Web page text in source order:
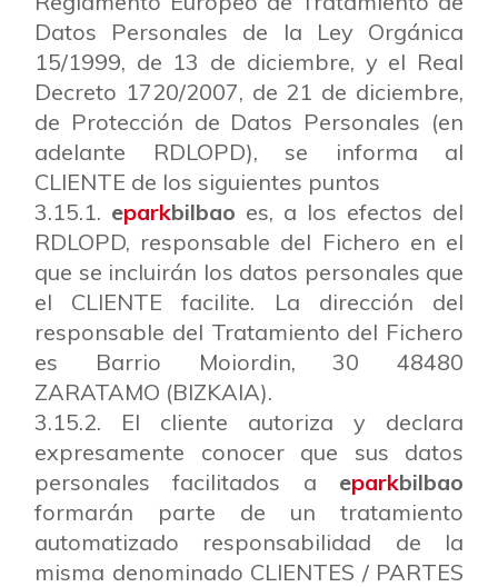
Datos Personales de la Ley Orgánica
15/1999, de 13 de diciembre, y el Real
Decreto 1720/2007, de 21 de diciembre,
de Protección de Datos Personales (en
adelante RDLOPD), se informa al
CLIENTE de los siguientes puntos
3.15.1. eparkbilbao es, a los efectos del
RDLOPD, responsable del Fichero en el
que se incluirán los datos personales que
el CLIENTE facilite. La dirección del
responsable del Tratamiento del Fichero
es Barrio Moiordin, 30 48480
ZARATAMO (BIZKAIA).
3.15.2. El cliente autoriza y declara
expresamente conocer que sus datos
personales facilitados a eparkbilbao
formarán parte de un tratamiento
automatizado responsabilidad de la
misma denominado CLIENTES / PARTES